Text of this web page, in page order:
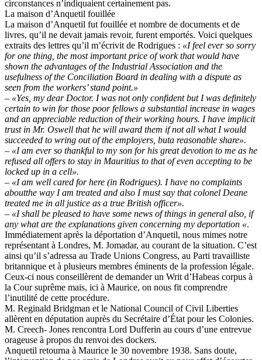
circonstances n’indiquaient certainement pas.
La maison d’Anquetil fouillée
La maison d’Anquetil fut fouillée et nombre de documents et de
livres, qu’il ne devait jamais revoir, furent emportés. Voici quelques
extraits des lettres qu’il m’écrivit de Rodrigues : «I feel ever so sorry
for one thing, the most important price of work that would have
shown the advantages of the Industrial Association and the
usefulness of the Conciliation Board in dealing with a dispute as
seen from the workers’ stand point.»
– «Yes, my dear Doctor. I was not only confident but I was definitely
certain to win for those poor fellows a substantial increase in wages
and an appreciable reduction of their working hours. I have implicit
trust in Mr. Oswell that he will award them if not all what I would
succeeded to wring out of the employers, buta reasonable share».
– «I am ever so thankful to my son for his great devotion to me as he
refused all offers to stay in Mauritius to that of even accepting to be
locked up in a cell».
– «I am well cared for here (in Rodrigues). I have no complaints
aboutthe way I am treated and also I must say that colonel Deane
treated me in all justice as a true British officer».
– «I shall be pleased to have some news of things in general also, if
any what are the explanations given concerning my deportation «.
Immédiatement après la déportation d’Anquetil, nous mimes notre
représentant à Londres, M. Jomadar, au courant de la situation. C’est
ainsi qu’il s’adressa au Trade Unions Congress, au Parti travailliste
britannique et à plusieurs membres éminents de la profession légale.
Ceux-ci nous conseillèrent de demander un Writ d’Habeas corpus à
la Cour suprême mais, ici à Maurice, on nous fit comprendre
l’inutilité de cette procédure.
M. Reginald Bridgman et le National Council of Civil Liberties
allèrent en députation auprès du Secrétaire d’État pour les Colonies.
M. Creech- Jones rencontra Lord Dufferin au cours d’une entrevue
orageuse à propos du renvoi des dockers.
Anquetil retourna à Maurice le 30 novembre 1938. Sans doute,